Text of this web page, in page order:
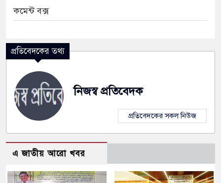
কমেন্ট বক্স
প্রতিবেদকের তথ্য
নিজস্ব প্রতিবেদক
প্রতিবেদকের সকল নিউজ
এ জাতীয় আরো খবর